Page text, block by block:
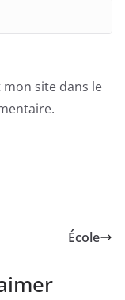
site dans le
École